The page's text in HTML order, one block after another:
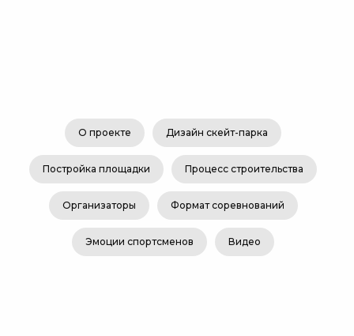
О проекте Дизайн скейт-парка
Постройка площадки Процесс строительства
Организаторы Формат соревнований
Эмоции спортсменов Видео